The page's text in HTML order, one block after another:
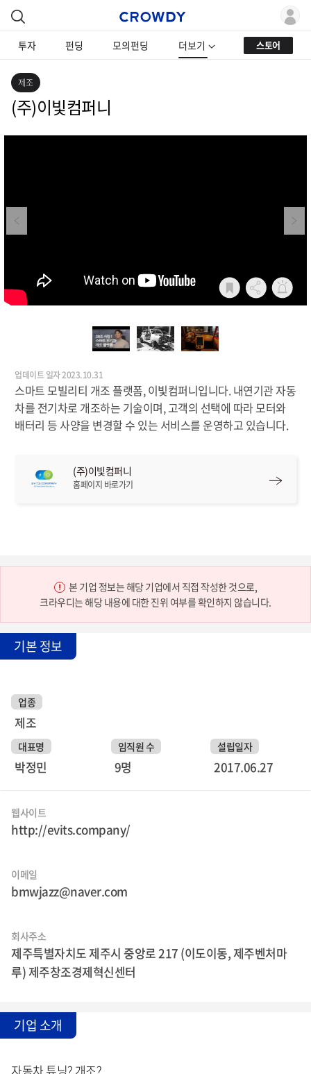
투자 펀딩 모의펀딩 더보기 스토어
제조
(주)이빛컴퍼니
Previous Next
업데이트 일자 2023.10.31
스마트 모빌리티 개조 플랫폼, 이빛컴퍼니입니다. 내연기관 자동
차를 전기차로 개조하는 기술이며, 고객의 선택에 따라 모터와
배터리 등 사양을 변경할 수 있는 서비스를 운영하고 있습니다.
(주)이빛컴퍼니
홈페이지 바로가기
본 기업 정보는 해당 기업에서 직접 작성한 것으로,
크라우디는 해당 내용에 대한 진위 여부를 확인하지 않습니다.
기본 정보
업종
제조
대표명
박정민
임직원 수
9명
설립일자
2017.06.27
웹사이트
http://evits.company/
이메일
bmwjazz@naver.com
회사주소
제주특별자치도 제주시 중앙로 217 (이도이동, 제주벤처마
루) 제주창조경제혁신센터
기업 소개
자동차 튜닝? 개조?